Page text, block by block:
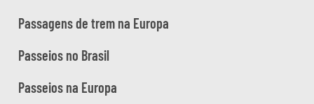
Passagens de trem na Europa
Passeios no Brasil
Passeios na Europa